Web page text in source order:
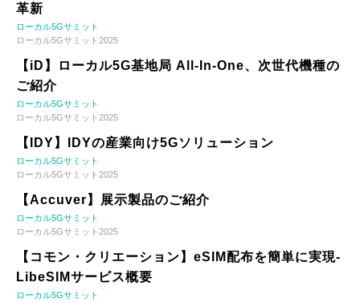
革新
ローカル5Gサミット
ローカル5Gサミット2025
【iD】ローカル5G基地局 All-In-One、次世代機種の
ご紹介
ローカル5Gサミット
ローカル5Gサミット2025
【IDY】IDYの産業向け5Gソリューション
ローカル5Gサミット
ローカル5Gサミット2025
【Accuver】展示製品のご紹介
ローカル5Gサミット
ローカル5Gサミット2025
【コモン・クリエーション】eSIM配布を簡単に実現-
LibeSIMサービス概要
ローカル5Gサミット